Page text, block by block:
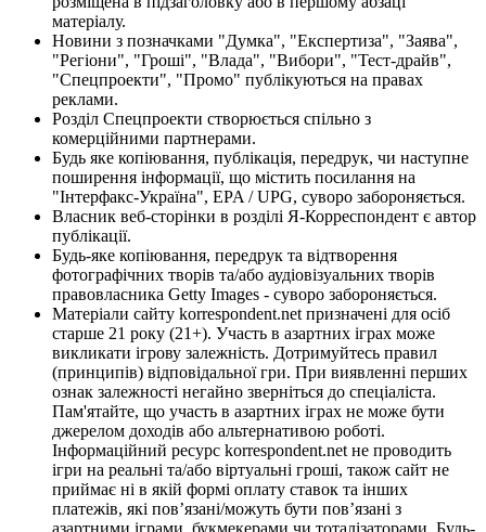
матеріалу.
Новини з позначками "Думка", "Експертиза", "Заява",
"Регіони", "Гроші", "Влада", "Вибори", "Тест-драйв",
"Спецпроекти", "Промо" публікуються на правах
реклами.
Розділ Спецпроекти створюється спільно з
комерційними партнерами.
Будь яке копіювання, публікація, передрук, чи наступне
поширення інформації, що містить посилання на
"Інтерфакс-Україна", EPA / UPG, суворо забороняється.
Власник веб-сторінки в розділі Я-Корреспондент є автор
публікації.
Будь-яке копіювання, передрук та відтворення
фотографічних творів та/або аудіовізуальних творів
правовласника Getty Images - суворо забороняється.
Матеріали сайту korrespondent.net призначені для осіб
старше 21 року (21+). Участь в азартних іграх може
викликати ігрову залежність. Дотримуйтесь правил
(принципів) відповідальної гри. При виявленні перших
ознак залежності негайно зверніться до спеціаліста.
Пам'ятайте, що участь в азартних іграх не може бути
джерелом доходів або альтернативою роботі.
Інформаційний ресурс korrespondent.net не проводить
ігри на реальні та/або віртуальні гроші, також сайт не
приймає ні в якій формі оплату ставок та інших
платежів, які пов’язані/можуть бути пов’язані з
азартними іграми, букмекерами чи тоталізаторами. Будь-